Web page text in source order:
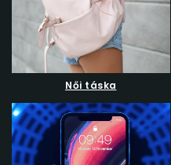
Női táska